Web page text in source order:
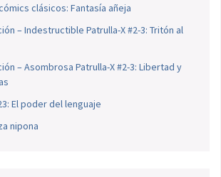
clásicos: Fantasía añeja
– Indestructible Patrulla-X #2-3: Tritón al
– Asombrosa Patrulla-X #2-3: Libertad y
El poder del lenguaje
nipona